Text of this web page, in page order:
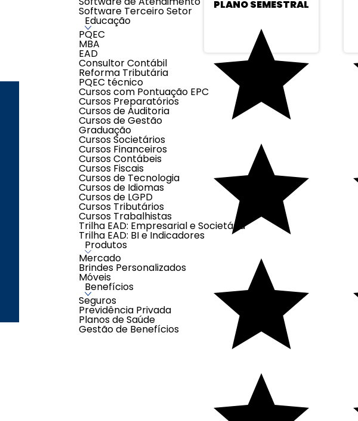
Software Terceiro Setor
Educação
PQEC
MBA
EAD
Consultor Contábil
Reforma Tributária
PQEC técnico
Cursos com Pontuação EPC
Cursos Preparatórios
Cursos de Auditoria
Cursos de Gestão
Graduação
Cursos Societários
Cursos Financeiros
Cursos Contábeis
Cursos Fiscais
Cursos de Tecnologia
Cursos de Idiomas
Cursos de LGPD
Cursos Tributários
Cursos Trabalhistas
Trilha EAD: Empresarial e Societária
Trilha EAD: BI e Indicadores
Produtos
Mercado
Brindes Personalizados
Móveis
Benefícios
Seguros
Previdência Privada
Planos de Saúde
Gestão de Benefícios
PLANO SEMESTRAL
Segunda à Sexta-
feira das 08h00 às
Sábados das 08h00
(exceto feriados)
ENDEREÇO LOJAS
Criação e Desenvolvimento Agência New Humans |